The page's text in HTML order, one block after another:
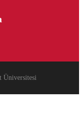
Üniversitesi